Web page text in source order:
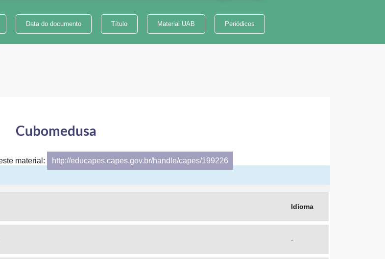
Data do documento Título Material UAB Periódicos
Cubomedusa
material: http://educapes.capes.gov.br/handle/capes/199226
Idioma
-